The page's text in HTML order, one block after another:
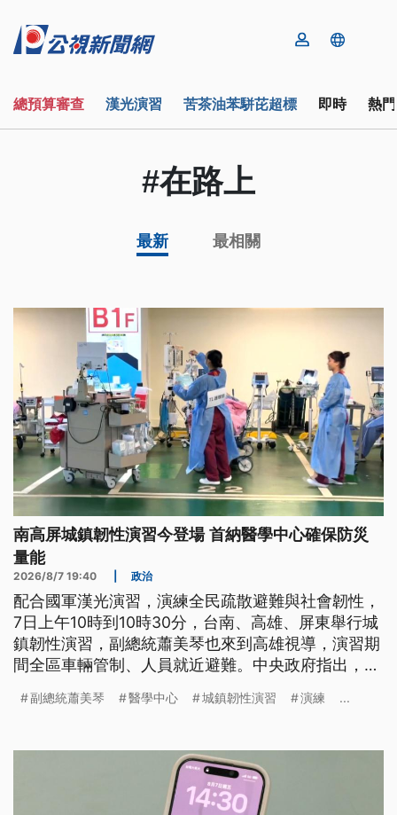
總預算審查 漢光演習 苦茶油苯駢芘超標 即時 熱
#在路上
最新 最相關
南高屏城鎮韌性演習今登場 首納醫學中心確保防災
量能
2026/8/7 19:40 政治
配合國軍漢光演習，演練全民疏散避難與社會韌性，
7日上午10時到10時30分，台南、高雄、屏東舉行城
鎮韌性演習，副總統蕭美琴也來到高雄視導，演習期
間全區車輛管制、人員就近避難。中央政府指出，未
韌性，這次也首度納入醫學中心，確保醫療體系遭逢
副總統蕭美琴 醫學中心 城鎮韌性演習 演練 ...